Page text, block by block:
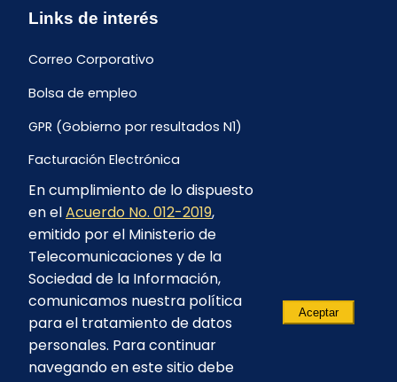
Links de interés
Correo Corporativo
Bolsa de empleo
GPR (Gobierno por resultados N1)
Facturación Electrónica
Archivo Histórico de Facturación
Portal Ambiental y Social
Proyecto Geotérmico Chachimbiro
Contratación consultoría mediante “Lista Corta”
Reglamento de Procesos Asociativos
En cumplimiento de lo dispuesto
en elAcuerdo No. 012-2019,
emitido por el Ministerio de
Telecomunicaciones y de la
Sociedad de la Información,
comunicamos nuestra política
para el tratamiento de datos
personales. Para continuar
navegando en este sitio debe
Aceptar